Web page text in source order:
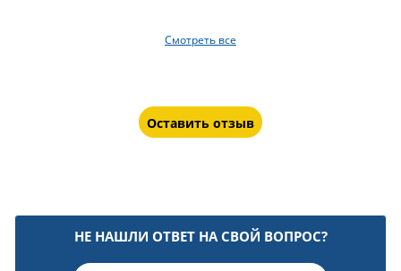
Смотреть все
Оставить отзыв
НЕ НАШЛИ ОТВЕТ НА СВОЙ ВОПРОС?